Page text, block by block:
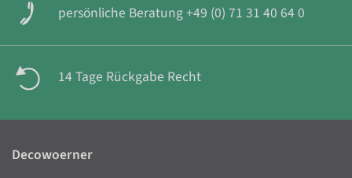
persönliche Beratung +49 (0) 71 31 40 64 0
14 Tage Rückgabe Recht
Decowoerner